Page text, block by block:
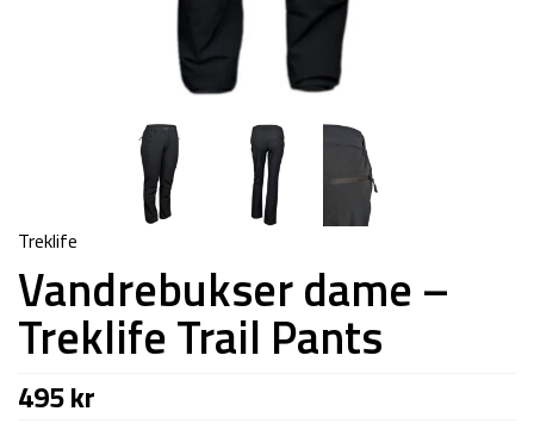
Treklife
Vandrebukser dame –
Treklife Trail Pants
495kr